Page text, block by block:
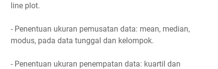
line plot.
- Penentuan ukuran pemusatan data: mean, median,
modus, pada data tunggal dan kelompok.
- Penentuan ukuran penempatan data: kuartil dan